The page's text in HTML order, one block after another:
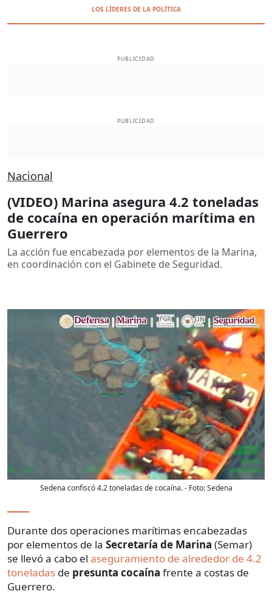
LOS LÍDERES DE LA POLÍTICA
PUBLICIDAD
PUBLICIDAD
Nacional
(VIDEO) Marina asegura 4.2 toneladas
de cocaína en operación marítima en
Guerrero
La acción fue encabezada por elementos de la Marina,
en coordinación con el Gabinete de Seguridad.
Sedena confiscó 4.2 toneladas de cocaína.- Foto:Sedena
Durante dos operaciones marítimas encabezadas
por elementos de la Secretaría de Marina (Semar)
se llevó a cabo el aseguramiento de alrededor de 4.2
toneladas de presunta cocaína frente a costas de
Guerrero.